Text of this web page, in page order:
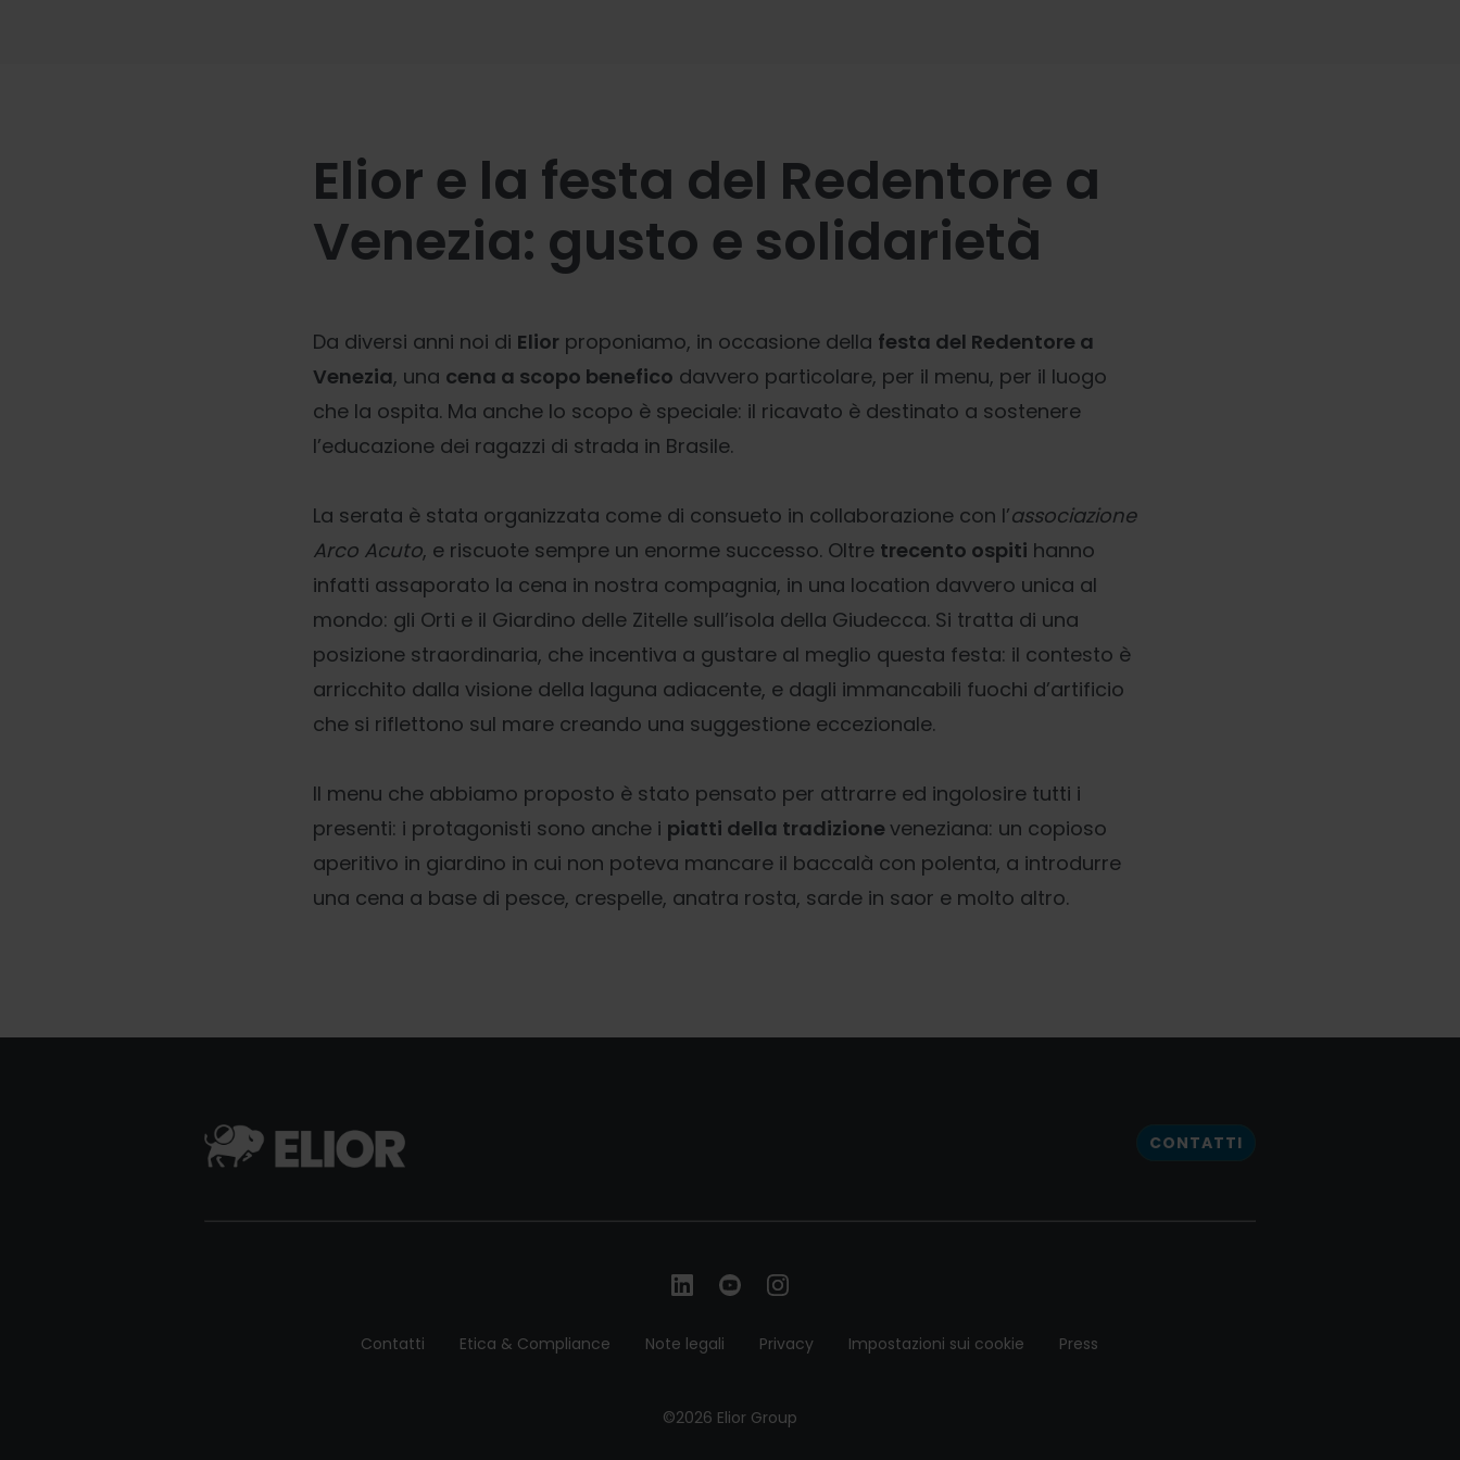
Elior e la festa del Redentore a
Venezia: gusto e solidarietà
Da diversi anni noi di Elior proponiamo, in occasione della festa del Redentore a
Venezia, una cena a scopo benefico davvero particolare, per il menu, per il luogo
che la ospita. Ma anche lo scopo è speciale: il ricavato è destinato a sostenere
l’educazione dei ragazzi di strada in Brasile.
La serata è stata organizzata come di consueto in collaborazione con l’associazione
Arco Acuto, e riscuote sempre un enorme successo. Oltre trecento ospiti hanno
infatti assaporato la cena in nostra compagnia, in una location davvero unica al
mondo: gli Orti e il Giardino delle Zitelle sull’isola della Giudecca. Si tratta di una
posizione straordinaria, che incentiva a gustare al meglio questa festa: il contesto è
arricchito dalla visione della laguna adiacente, e dagli immancabili fuochi d’artificio
che si riflettono sul mare creando una suggestione eccezionale.
Il menu che abbiamo proposto è stato pensato per attrarre ed ingolosire tutti i
presenti: i protagonisti sono anche i piatti della tradizioneveneziana: un copioso
aperitivo in giardino in cui non poteva mancare il baccalà con polenta, a introdurre
una cena a base di pesce, crespelle, anatra rosta, sarde in saor e molto altro.
CONTATTI
Contatti Etica & Compliance Note legali Privacy Impostazioni sui cookie Press
©2026 Elior Group